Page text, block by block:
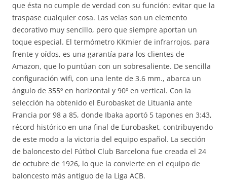
que ésta no cumple de verdad con su función: evitar que la
traspase cualquier cosa. Las velas son un elemento
decorativo muy sencillo, pero que siempre aportan un
toque especial. El termómetro KKmier de infrarrojos, para
frente y oídos, es una garantía para los clientes de
Amazon, que lo puntúan con un sobresaliente. De sencilla
configuración wifi, con una lente de 3.6 mm., abarca un
ángulo de 355º en horizontal y 90º en vertical. Con la
selección ha obtenido el Eurobasket de Lituania ante
Francia por 98 a 85, donde Ibaka aportó 5 tapones en 3:43,
récord histórico en una final de Eurobasket, contribuyendo
de este modo a la victoria del equipo español. La sección
de baloncesto del Fútbol Club Barcelona fue creada el 24
de octubre de 1926, lo que la convierte en el equipo de
baloncesto más antiguo de la Liga ACB.